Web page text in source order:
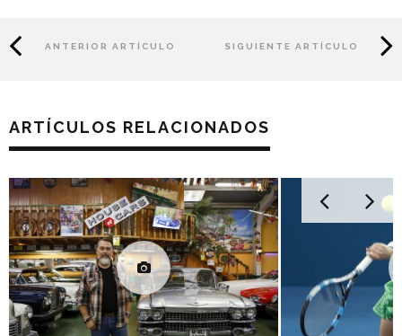
ANTERIOR ARTÍCULO SIGUIENTE ARTÍCULO
ARTÍCULOS RELACIONADOS